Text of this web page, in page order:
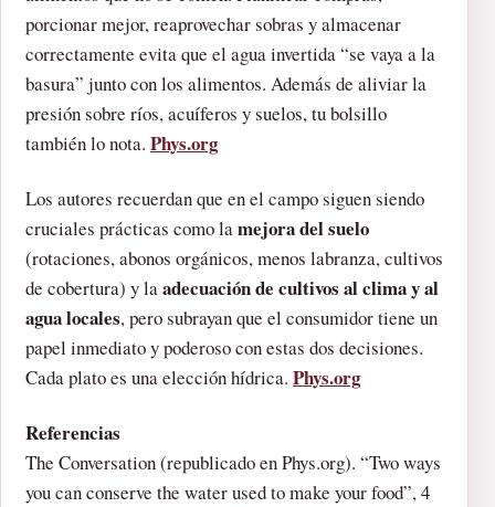
porcionar mejor, reaprovechar sobras y almacenar
correctamente evita que el agua invertida “se vaya a la
basura” junto con los alimentos. Además de aliviar la
presión sobre ríos, acuíferos y suelos, tu bolsillo
también lo nota. Phys.org
Los autores recuerdan que en el campo siguen siendo
cruciales prácticas como lamejora del suelo
(rotaciones, abonos orgánicos, menos labranza, cultivos
de cobertura) y laadecuación de cultivos al clima y al
agua locales, pero subrayan que el consumidor tiene un
papel inmediato y poderoso con estas dos decisiones.
Cada plato es una elección hídrica. Phys.org
Referencias
The Conversation (republicado en Phys.org). “Two ways
you can conserve the water used to make your food”, 4